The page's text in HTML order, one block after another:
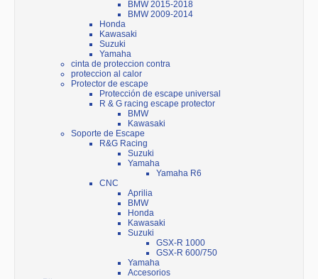
BMW 2015-2018
BMW 2009-2014
Honda
Kawasaki
Suzuki
Yamaha
cinta de proteccion contra
proteccion al calor
Protector de escape
Protección de escape universal
R & G racing escape protector
BMW
Kawasaki
Soporte de Escape
R&G Racing
Suzuki
Yamaha
Yamaha R6
CNC
Aprilia
BMW
Honda
Kawasaki
Suzuki
GSX-R 1000
GSX-R 600/750
Yamaha
Accesorios